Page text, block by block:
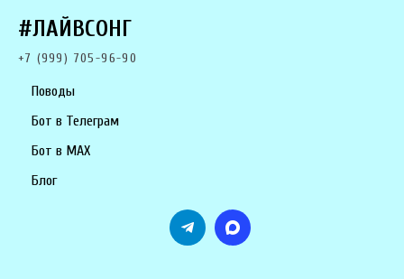
#ЛАЙВСОНГ
+7 (999) 705-96-90
Поводы
Бот в Телеграм
Бот в MAX
Блог